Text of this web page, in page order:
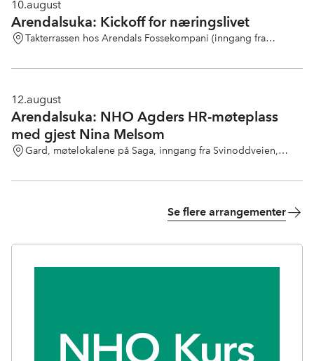
10.august
Arendalsuka: Kickoff for næringslivet
Takterrassen hos Arendals Fossekompani (inngang fra
12.august
Arendalsuka: NHO Agders HR-møteplass
med gjest Nina Melsom
Gard, møtelokalene på Saga, inngang fra Svinoddveien,
Se flere arrangementer